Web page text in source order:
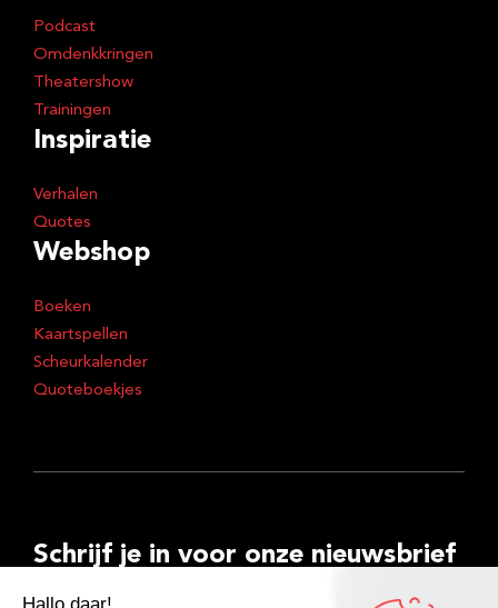
Podcast
Omdenkkringen
Theatershow
Trainingen
Inspiratie
Verhalen
Quotes
Webshop
Boeken
Kaartspellen
Scheurkalender
Quoteboekjes
Schrijf je in voor onze nieuwsbrief